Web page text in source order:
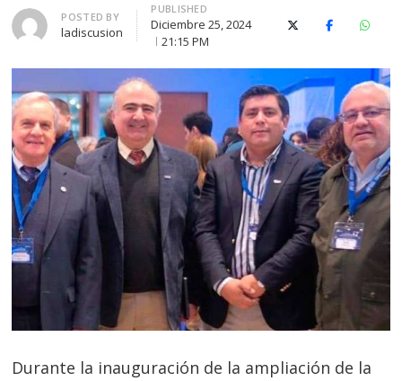
Author
POSTED BY
ladiscusion
PUBLISHED
Diciembre 25, 2024
21:15 PM
X (Twitter)Facebook
Durante la inauguración de la ampliación de la